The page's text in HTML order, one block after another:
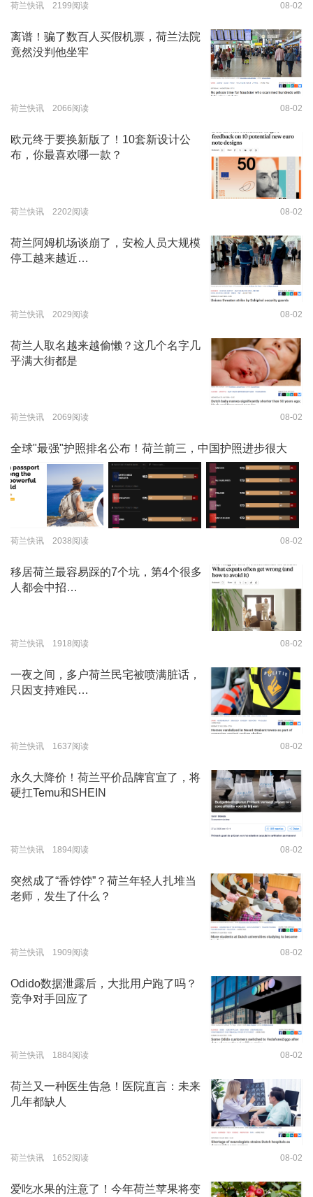
荷兰快讯 2199阅读 08-02
离谱！骗了数百人买假机票，荷兰法院
竟然没判他坐牢
荷兰快讯 2066阅读 08-02
欧元终于要换新版了！10套新设计公
布，你最喜欢哪一款？
荷兰快讯 2202阅读 08-02
荷兰阿姆机场谈崩了，安检人员大规模
停工越来越近…
荷兰快讯 2029阅读 08-02
荷兰人取名越来越偷懒？这几个名字几
乎满大街都是
荷兰快讯 2069阅读 08-02
全球"最强"护照排名公布！荷兰前三，中国护照进步很大
荷兰快讯 2038阅读 08-02
移居荷兰最容易踩的7个坑，第4个很多
人都会中招…
荷兰快讯 1918阅读 08-02
一夜之间，多户荷兰民宅被喷满脏话，
只因支持难民…
荷兰快讯 1637阅读 08-02
永久大降价！荷兰平价品牌官宣了，将
硬扛Temu和SHEIN
荷兰快讯 1894阅读 08-02
突然成了“香饽饽”？荷兰年轻人扎堆当
老师，发生了什么？
荷兰快讯 1909阅读 08-02
Odido数据泄露后，大批用户跑了吗？
竞争对手回应了
荷兰快讯 1884阅读 08-02
荷兰又一种医生告急！医院直言：未来
几年都缺人
荷兰快讯 1652阅读 08-02
爱吃水果的注意了！今年荷兰苹果将变